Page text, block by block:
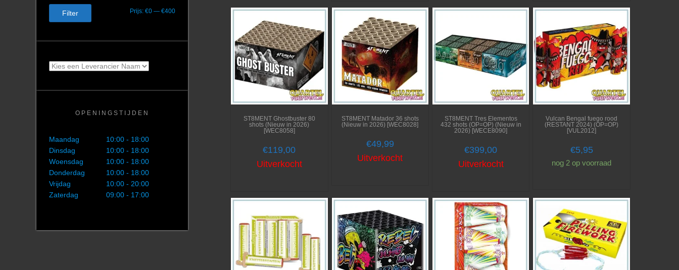
ST8MENT Ghostbuster 80
shots (Nieuw in 2026)
[WEC8058]
€119,00
Uitverkocht
ST8MENT Matador 36 shots
(Nieuw in 2026) [WEC8028]
€49,99
Uitverkocht
ST8MENT Tres Elementos
432 shots (OP=OP) (Nieuw in
2026) [WECE8090]
€399,00
Uitverkocht
Vulcan Bengal fuego rood
(RESTANT 2024) (OP=OP)
[VUL2012]
€5,95
nog 2 op voorraad
Min.
Max.
Filter Prijs: €0 — €400
OPENINGSTIJDEN
Maandag
10:00 - 18:00
Dinsdag
10:00 - 18:00
Woensdag
10:00 - 18:00
Donderdag
10:00 - 18:00
Vrijdag
10:00 - 20:00
Zaterdag
09:00 - 17:00